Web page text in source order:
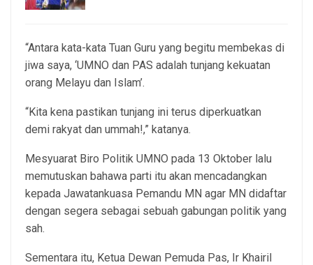
“Antara kata-kata Tuan Guru yang begitu membekas di
jiwa saya, ‘UMNO dan PAS adalah tunjang kekuatan
orang Melayu dan Islam’.
“Kita kena pastikan tunjang ini terus diperkuatkan
demi rakyat dan ummah!,” katanya.
Mesyuarat Biro Politik UMNO pada 13 Oktober lalu
memutuskan bahawa parti itu akan mencadangkan
kepada Jawatankuasa Pemandu MN agar MN didaftar
dengan segera sebagai sebuah gabungan politik yang
sah.
Sementara itu, Ketua Dewan Pemuda Pas, Ir Khairil